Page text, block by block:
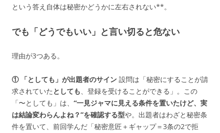
という答え自体は秘密かどうかに左右されない**。
でも「どうでもいい」と言い切ると危ない
理由が3つある。
① 「としても」が出題者のサイン 設問は「秘密にすることが請
求されていた としても、登録を受けることができる」。この
「〜としても」は、 “一見ジャマに見える条件を置いたけど、実
は結論変わらんよね？”を確認する型や。出題者はわざと秘密条
件を置いて、前回学んだ「秘密意匠＋ギャップ＝3条の2で拒